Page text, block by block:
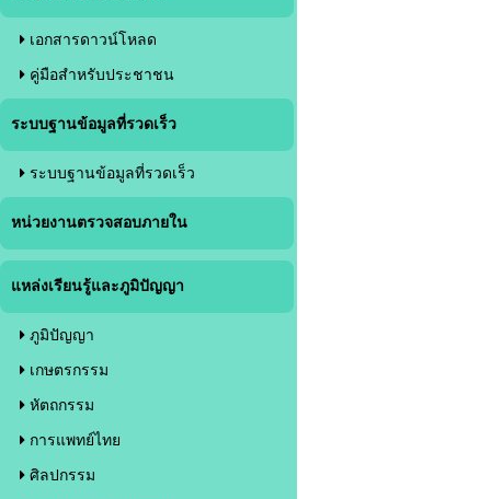
เอกสารดาวน์โหลด
คู่มือสำหรับประชาชน
ระบบฐานข้อมูลที่รวดเร็ว
ระบบฐานข้อมูลที่รวดเร็ว
หน่วยงานตรวจสอบภายใน
แหล่งเรียนรู้และภูมิปัญญา
ภูมิปัญญา
เกษตรกรรม
หัตถกรรม
การแพทย์ไทย
ศิลปกรรม